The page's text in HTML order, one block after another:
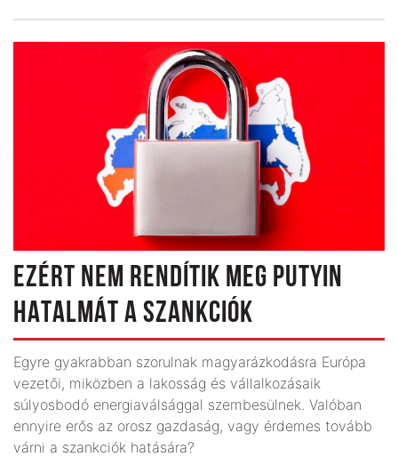
EZÉRT NEM RENDÍTIK MEG PUTYIN
HATALMÁT A SZANKCIÓK
Egyre gyakrabban szorulnak magyarázkodásra Európa
vezetői, miközben a lakosság és vállalkozásaik
súlyosbodó energiaválsággal szembesülnek. Valóban
ennyire erős az orosz gazdaság, vagy érdemes tovább
várni a szankciók hatására?